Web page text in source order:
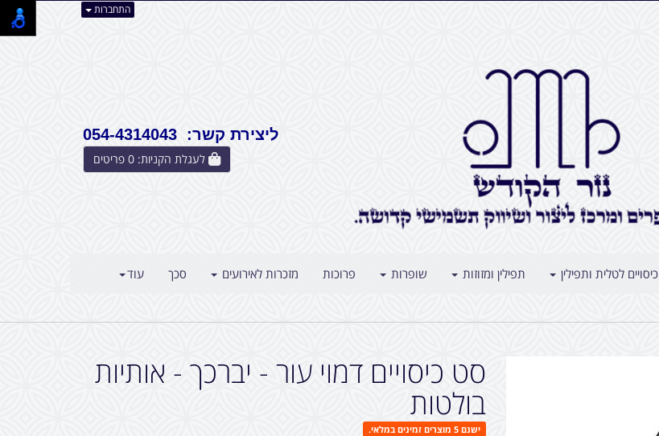
התחברות
ליצירת קשר: 054-4314043
0
כיסויים לטלית ותפילין תפילין ומזוזות שופרות פרוכות מזכרות לאירועים סכך עוד
סט כיסויים דמוי עור - יברכך - אותיות
בולטות
ישנם 5 מוצרים זמינים במלאי.